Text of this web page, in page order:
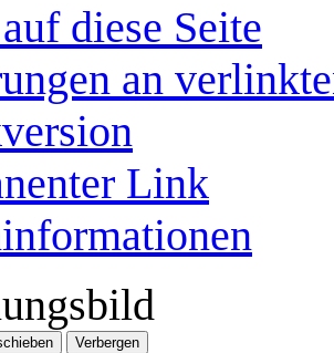
diese Seite
an
Link
Verbergen